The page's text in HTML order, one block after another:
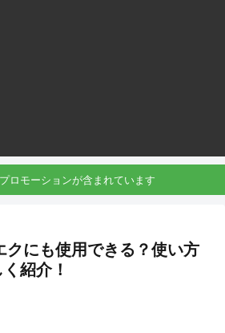
ロモーションが含まれています
クにも使用できる？使い方
紹介！